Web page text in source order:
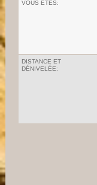
VOUS ÊTES:
DISTANCE ET
DÉNIVELÉE: